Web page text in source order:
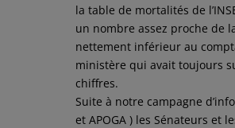
la table de mortalités de
un nombre assez proche de
nettement inférieur au
ministère qui avait toujours
chiffres.
Suite à notre campagne
et APOGA ) les Sénateurs et